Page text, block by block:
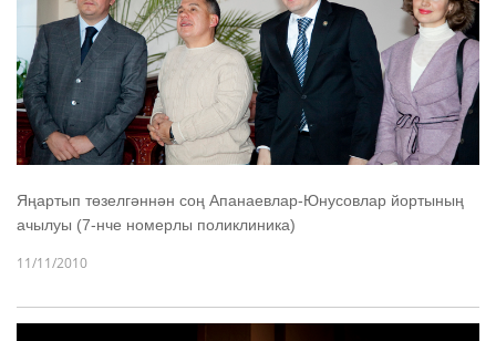
Яңартып төзелгәннән соң Апанаевлар-Юнусовлар йортының
ачылуы (7-нче номерлы поликлиника)
11/11/2010